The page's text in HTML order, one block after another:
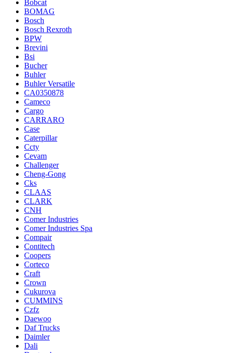
Bobcat
BOMAG
Bosch
Bosch Rexroth
BPW
Brevini
Bsi
Bucher
Buhler
Buhler Versatile
CA0350878
Cameco
Cargo
CARRARO
Case
Caterpillar
Ccty
Cevam
Challenger
Cheng-Gong
Cks
CLAAS
CLARK
CNH
Comer Industries
Comer Industries Spa
Compair
Contitech
Coopers
Corteco
Craft
Crown
Cukurova
CUMMINS
Czfz
Daewoo
Daf Trucks
Daimler
Dali